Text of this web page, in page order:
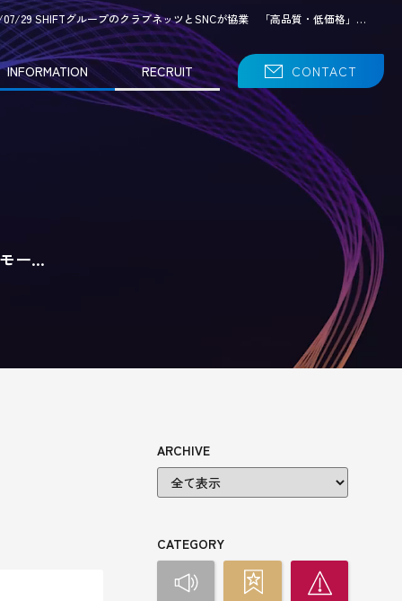
29 SHIFTグループのクラブネッツとSNCが協業 「高品質・低価格」…
INFORMATION RECRUIT CONTACT
ー…
ARCHIVE
CATEGORY